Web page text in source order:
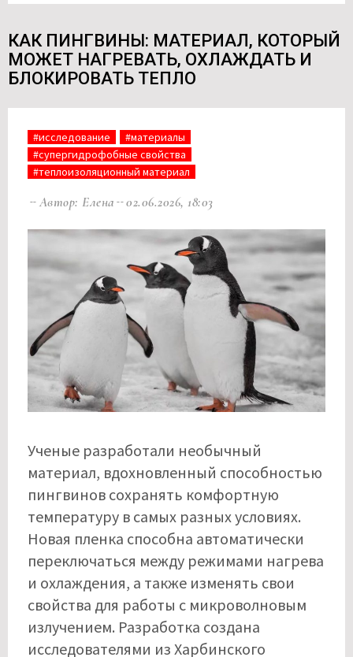
КАК ПИНГВИНЫ: МАТЕРИАЛ, КОТОРЫЙ
МОЖЕТ НАГРЕВАТЬ, ОХЛАЖДАТЬ И
БЛОКИРОВАТЬ ТЕПЛО
#исследование
#материалы
#супергидрофобные свойства
#теплоизоляционный материал
Автор: Елена 02.06.2026, 18:03
Ученые разработали необычный
материал, вдохновленный способностью
пингвинов сохранять комфортную
температуру в самых разных условиях.
Новая пленка способна автоматически
переключаться между режимами нагрева
и охлаждения, а также изменять свои
свойства для работы с микроволновым
излучением. Разработка создана
исследователями из Харбинского